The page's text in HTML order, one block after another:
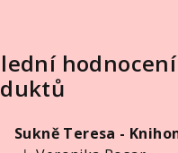
hodnocení